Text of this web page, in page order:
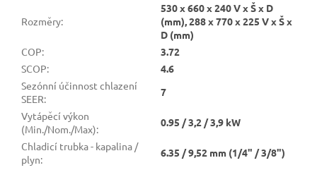
Rozměry:
530 x 660 x 240 V x Š x D
(mm), 288 x 770 x 225 V x Š x
D (mm)
COP:
3.72
SCOP:
4.6
Sezónní účinnost chlazení
SEER:
7
Vytápěcí výkon
(Min./Nom./Max):
0.95 / 3,2 / 3,9 kW
Chladicí trubka - kapalina /
plyn:
6.35 / 9,52 mm (1/4" / 3/8")